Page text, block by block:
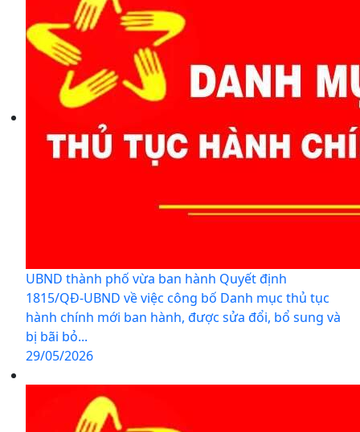
UBND thành phố vừa ban hành Quyết định
1815/QĐ-UBND về việc công bố Danh mục thủ tục
hành chính mới ban hành, được sửa đổi, bổ sung và
bị bãi bỏ...
29/05/2026